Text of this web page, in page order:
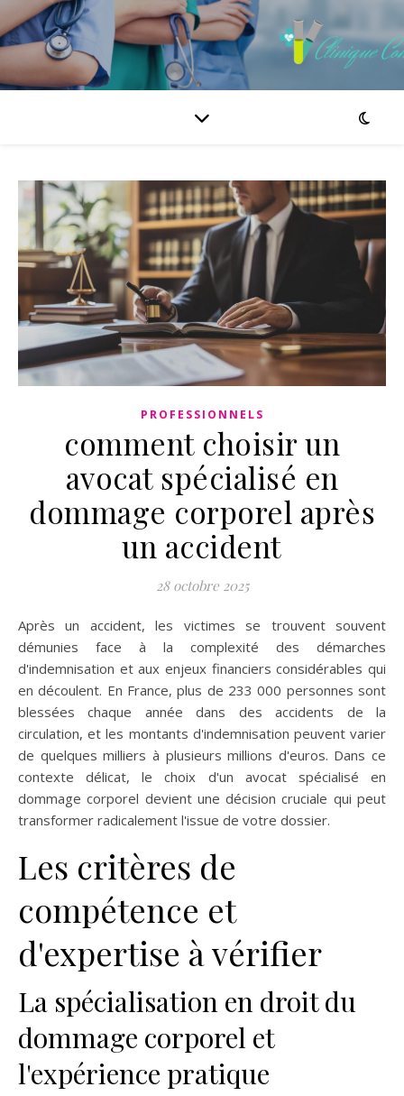
PROFESSIONNELS
comment choisir un
avocat spécialisé en
dommage corporel après
un accident
28 octobre 2025
Après un accident, les victimes se trouvent souvent
démunies face à la complexité des démarches
d'indemnisation et aux enjeux financiers considérables qui
en découlent. En France, plus de 233 000 personnes sont
blessées chaque année dans des accidents de la
circulation, et les montants d'indemnisation peuvent varier
de quelques milliers à plusieurs millions d'euros. Dans ce
contexte délicat, le choix d'un avocat spécialisé en
dommage corporel devient une décision cruciale qui peut
transformer radicalement l'issue de votre dossier.
Les critères de
compétence et
d'expertise à vérifier
La spécialisation en droit du
dommage corporel et
l'expérience pratique